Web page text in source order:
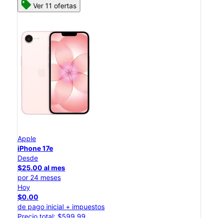
Ver 11 ofertas
Apple
iPhone 17e
Desde
$25.00 al mes
por 24 meses
Hoy
$0.00
de pago inicial + impuestos